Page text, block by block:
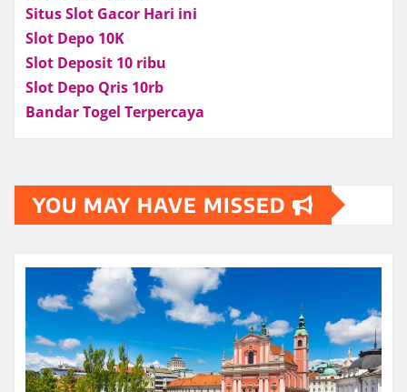
Situs Slot Gacor Hari ini
Slot Depo 10K
Slot Deposit 10 ribu
Slot Depo Qris 10rb
Bandar Togel Terpercaya
YOU MAY HAVE MISSED